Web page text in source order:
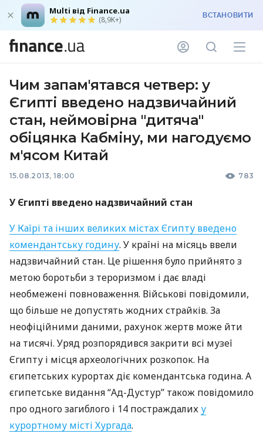
Multi від Finance.ua
(8,9K+) ВСТАНОВИТИ
Чим запам'ятався четвер: у
Єгипті введено надзвичайний
стан, неймовірна "дитяча"
обіцянка Кабміну, ми нагодуємо
м'ясом Китай
15.08.2013, 18:00 783
У Єгипті введено надзвичайний стан
У Каїрі та інших великих містах Єгипту введено
комендантську годину. У країні на місяць ввели
надзвичайний стан. Це рішення було прийнято з
метою боротьби з тероризмом і дає владі
необмежені повноваження. Військові повідомили,
що більше не допустять жодних страйків. За
неофіційними даними, рахунок жертв може йти
на тисячі. Уряд розпорядився закрити всі музеї
Єгипту і місця археологічних розкопок. На
єгипетських курортах діє комендантська година. А
єгипетське видання “Ад-Дустур” також повідомило
про одного загиблого і 14 постраждалих у
курортному місті Хургада.